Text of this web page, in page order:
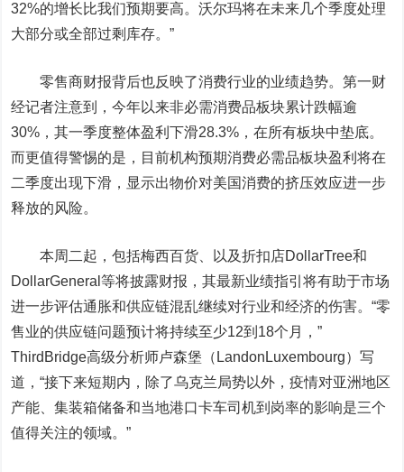
32%的增长比我们预期要高。沃尔玛将在未来几个季度处理
大部分或全部过剩库存。”
零售商财报背后也反映了消费行业的业绩趋势。第一财
经记者注意到，今年以来非必需消费品板块累计跌幅逾
30%，其一季度整体盈利下滑28.3%，在所有板块中垫底。
而更值得警惕的是，目前机构预期消费必需品板块盈利将在
二季度出现下滑，显示出物价对美国消费的挤压效应进一步
释放的风险。
本周二起，包括梅西百货、以及折扣店DollarTree和
DollarGeneral等将披露财报，其最新业绩指引将有助于市场
进一步评估通胀和供应链混乱继续对行业和经济的伤害。“零
售业的供应链问题预计将持续至少12到18个月，”
ThirdBridge高级分析师卢森堡（LandonLuxembourg）写
道，“接下来短期内，除了乌克兰局势以外，疫情对亚洲地区
产能、集装箱储备和当地港口卡车司机到岗率的影响是三个
值得关注的领域。”